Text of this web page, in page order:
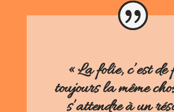
« La folie, c’est
toujours la même
s’attendre à un